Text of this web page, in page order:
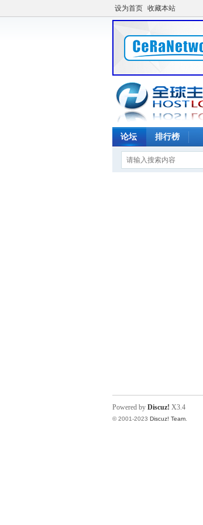
设为首页 收藏本站
论坛 排行榜
Powered by Discuz! X3.4
© 2001-2023 Discuz! Team